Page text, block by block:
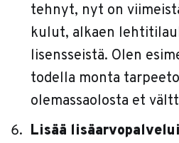
tehnyt, nyt on
kulut, alkaen
lisensseistä. Olen
todella monta
olemassaolosta et
Lisää